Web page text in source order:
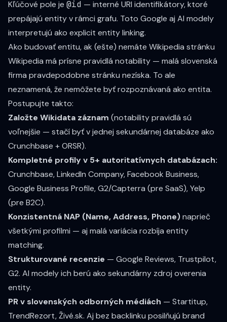
Kľúčové pole je @id — interné URI identifikátory, ktoré
prepájajú entity v rámci grafu. Toto Google aj AI modely
interpretujú ako explicit entity linking.
Ako budovať entitu, ak (ešte) nemáte Wikipedia stránku
Wikipedia má prísne pravidlá notability — malá slovenská
firma pravdepodobne stránku nezíska. To ale
neznamená, že nemôžete byť rozpoznávaná ako entita.
Postupujte takto:
Založte Wikidata záznam (notability pravidlá sú
voľnejšie — stačí byť v jednej sekundárnej databáze ako
Crunchbase + ORSR).
Kompletné profily v 5+ autoritatívnych databázach:
Crunchbase, LinkedIn Company, Facebook Business,
Google Business Profile, G2/Capterra (pre SaaS), Yelp
(pre B2C).
Konzistentná NAP (Name, Address, Phone)naprieč
všetkými profilmi — aj malá variácia rozbíja entity
matching.
Strukturované recenzie — Google Reviews, Trustpilot,
G2. AI modely ich berú ako sekundárny zdroj overenia
entity.
PR v slovenských odborných médiách — Startitup,
TrendRezort, Živé.sk. Aj bez backlinku posilňujú brand